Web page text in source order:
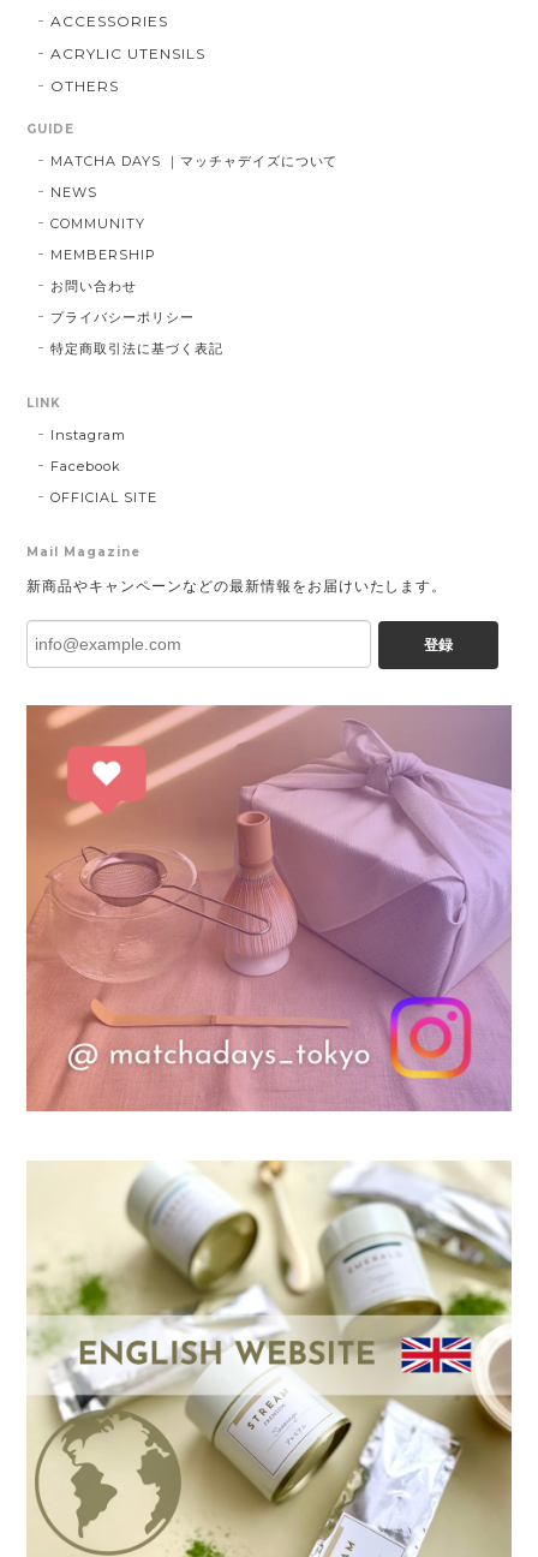
ACCESSORIES
ACRYLIC UTENSILS
OTHERS
GUIDE
MATCHA DAYS ｜マッチャデイズについて
NEWS
COMMUNITY
MEMBERSHIP
お問い合わせ
プライバシーポリシー
特定商取引法に基づく表記
LINK
Instagram
Facebook
OFFICIAL SITE
Mail Magazine
新商品やキャンペーンなどの最新情報をお届けいたします。
登録